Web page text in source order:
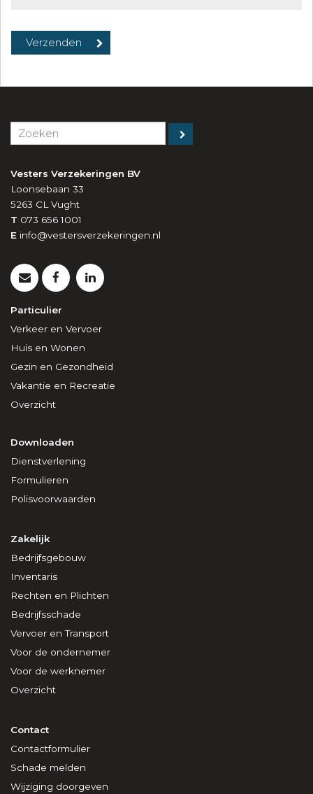
Vesters Verzekeringen BV
Loonsebaan 33
5263 CL Vught
T 073 656 1001
E info@vestersverzekeringen.nl
Particulier
Verkeer en Vervoer
Huis en Wonen
Gezin en Gezondheid
Vakantie en Recreatie
Overzicht
Downloaden
Dienstverlening
Formulieren
Polisvoorwaarden
Zakelijk
Bedrijfsgebouw
Inventaris
Rechten en Plichten
Bedrijfsschade
Vervoer en Transport
Voor de ondernemer
Voor de werknemer
Overzicht
Contact
Contactformulier
Schade melden
Wijziging doorgeven